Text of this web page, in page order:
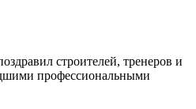
строителей, тренеров и
профессиональными